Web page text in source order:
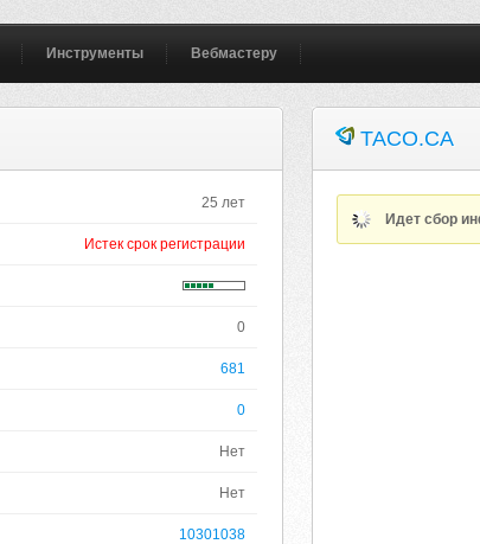
Инструменты Вебмастеру
25 лет
Истек срок регистрации
0
681
0
Нет
Нет
10301038
TACO.CA
Идет сбор